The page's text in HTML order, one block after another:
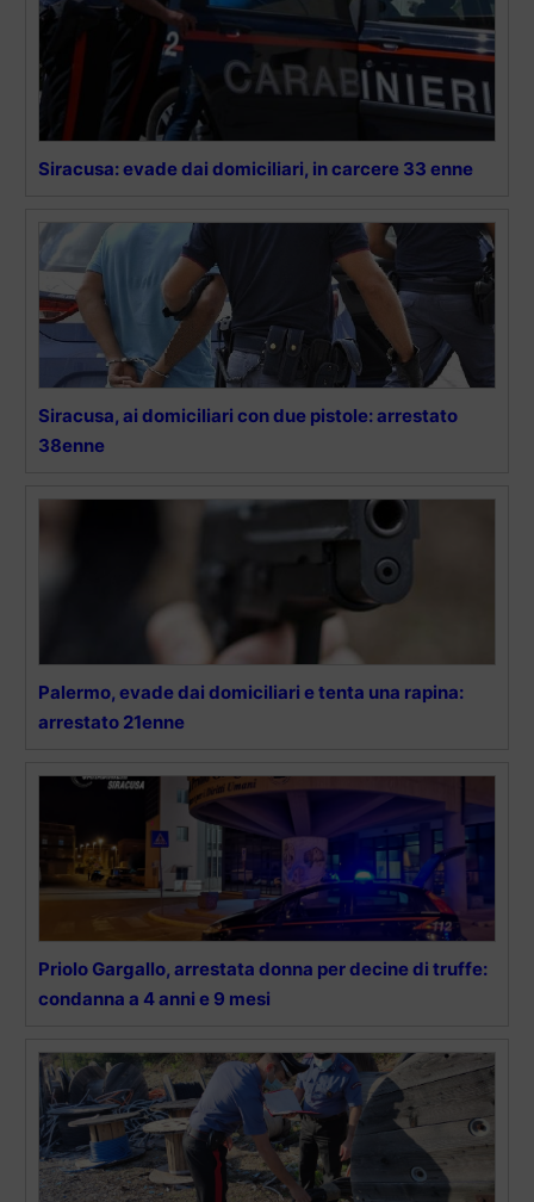
Siracusa: evade dai domiciliari, in carcere 33 enne
Siracusa, ai domiciliari con due pistole: arrestato
38enne
Palermo, evade dai domiciliari e tenta una rapina:
arrestato 21enne
Priolo Gargallo, arrestata donna per decine di truffe:
condanna a 4 anni e 9 mesi